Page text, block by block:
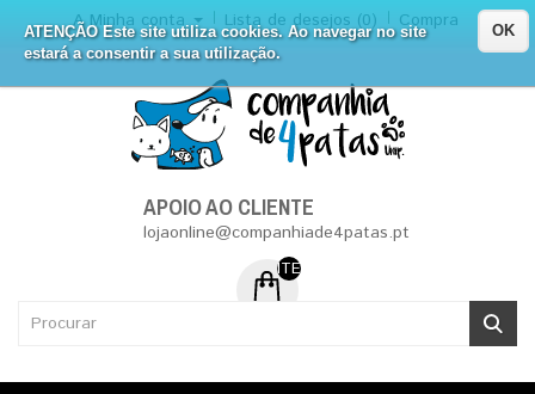
ATENÇÃO Este site utiliza cookies. Ao navegar no site
estará a consentir a sua utilização.
OK
A Minha conta Lista de desejos (0) Compra
APOIO AO CLIENTE
lojaonline@companhiade4patas.pt
ITEM (NS) DE 0 - 0.00€